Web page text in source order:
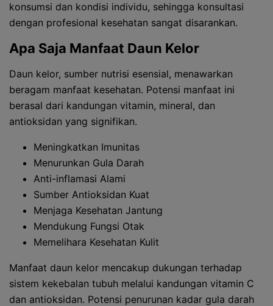
konsumsi dan kondisi individu, sehingga konsultasi
dengan profesional kesehatan sangat disarankan.
Apa Saja Manfaat Daun Kelor
Daun kelor, sumber nutrisi esensial, menawarkan
beragam manfaat kesehatan. Potensi manfaat ini
berasal dari kandungan vitamin, mineral, dan
antioksidan yang signifikan.
Meningkatkan Imunitas
Menurunkan Gula Darah
Anti-inflamasi Alami
Sumber Antioksidan Kuat
Menjaga Kesehatan Jantung
Mendukung Fungsi Otak
Memelihara Kesehatan Kulit
Manfaat daun kelor mencakup dukungan terhadap
sistem kekebalan tubuh melalui kandungan vitamin C
dan antioksidan. Potensi penurunan kadar gula darah